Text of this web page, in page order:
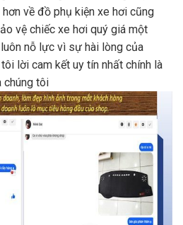
về đồ phụ kiện xe hơi cũng
vệ chiếc xe hơi quý giá một
nỗ lực vì sự hài lòng của
lời cam kết uy tín nhất chính là
chúng tôi